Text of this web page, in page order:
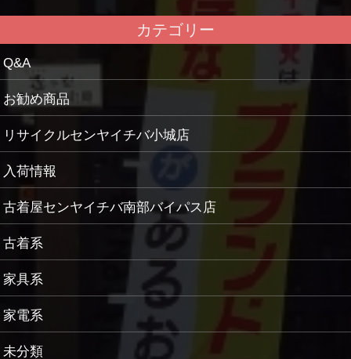
カテゴリー
Q&A
お勧め商品
リサイクルセンヤイチバ小城店
入荷情報
古着屋センヤイチバ南部バイパス店
古着系
家具系
家電系
未分類